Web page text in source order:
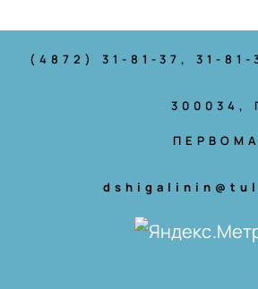
(4872) 31-81-37, 31-81-
300034,